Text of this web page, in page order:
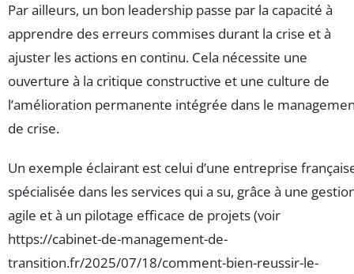
Par ailleurs, un bon leadership passe par la capacité à
apprendre des erreurs commises durant la crise et à
ajuster les actions en continu. Cela nécessite une
ouverture à la critique constructive et une culture de
l’amélioration permanente intégrée dans le
de crise.
Un exemple éclairant est celui d’une entreprise
spécialisée dans les services qui a su, grâce à une
agile et à un pilotage efficace de projets (voir
https://cabinet-de-management-de-
transition.fr/2025/07/18/comment-bien-reussir-le-